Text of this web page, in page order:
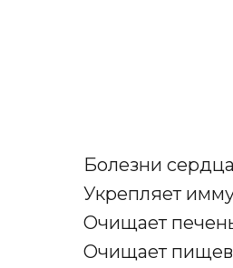
Болезни
Укрепляет
Очищает
Очищает